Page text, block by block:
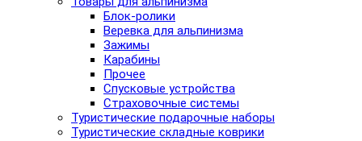
Блок-ролики
Веревка для альпинизма
Зажимы
Карабины
Прочее
Спусковые устройства
Страховочные системы
Туристические подарочные наборы
Туристические складные коврики